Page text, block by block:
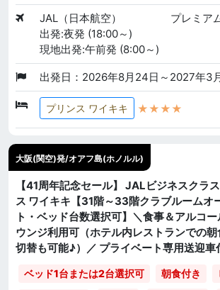
JAL（日本航空）
プレミア
出発:夜発 (18:00～)
現地出発:午前発 (8:00～)
出発日：2026年8月24日～2027年3
プリンス ワイキキ ★★★★
大阪(関空)発/オアフ島(ホノルル)
【41周年記念セール】 JALビジネスクラ
ス ワイキキ【31階～33階クラブルームオ
ト・ベッド台数選択可】＼食事＆アルコ
ウンジ利用可（ホテル内レストランでの
切替も可能♪）／ プライベート専用送迎
ベッド1台または2台選択可 朝食付き